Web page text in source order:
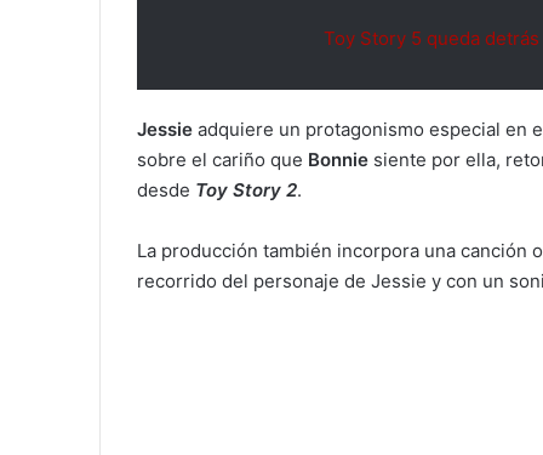
Toy Story 5 queda
Jessieadquiere un protagonismo especial en
sobre el cariño que Bonnie siente por ella,
desde Toy Story 2.
La producción también incorpora una canción
recorrido del personaje de Jessie y con un